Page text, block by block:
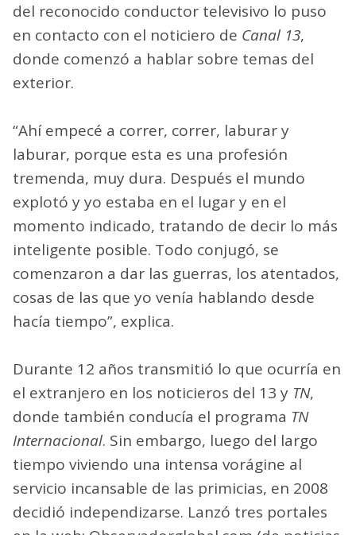
del reconocido conductor televisivo lo puso
en contacto con el noticiero de Canal 13,
donde comenzó a hablar sobre temas del
exterior.
“Ahí empecé a correr, correr, laburar y
laburar, porque esta es una profesión
tremenda, muy dura. Después el mundo
explotó y yo estaba en el lugar y en el
momento indicado, tratando de decir lo más
inteligente posible. Todo conjugó, se
comenzaron a dar las guerras, los atentados,
cosas de las que yo venía hablando desde
hacía tiempo”, explica.
Durante 12 años transmitió lo que ocurría en
el extranjero en los noticieros del 13 y TN,
donde también conducía el programa TN
Internacional. Sin embargo, luego del largo
tiempo viviendo una intensa vorágine al
servicio incansable de las primicias, en 2008
decidió independizarse. Lanzó tres portales